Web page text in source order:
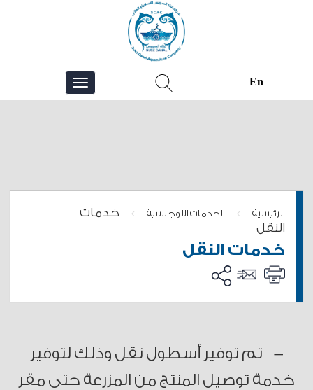
En
الرئيسية > الخدمات اللوجستية >
خدمات
النقل
خدمات النقل
- تم توفير أسطول نقل وذلك لتوفير
خدمة توصيل المنتج من المزرعة حتى مقر